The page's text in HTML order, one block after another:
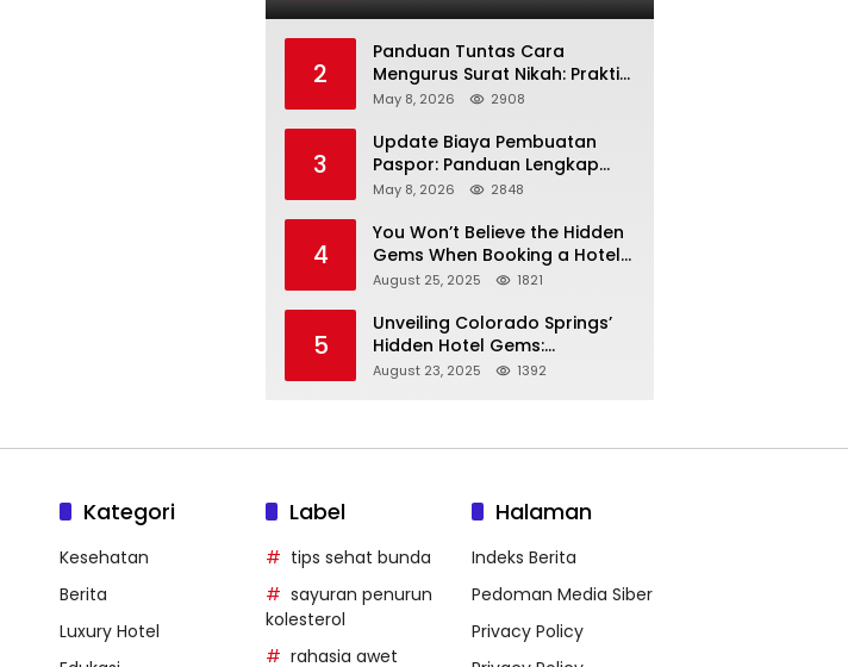
2
Panduan Tuntas Cara
Mengurus Surat Nikah: Praktis
dan Sah di Mata Hukum!
May 8, 2026 2908
3
Update Biaya Pembuatan
Paspor: Panduan Lengkap
Tarif Resmi Negara!
May 8, 2026 2848
4
You Won’t Believe the Hidden
Gems When Booking a Hotel
in Louisville KY—From Cheap
August 25, 2025 1821
5
Unveiling Colorado Springs’
Hidden Hotel Gems:
Affordable Stays, Luxury
August 23, 2025 1392
Kategori
Kesehatan
Berita
Luxury Hotel
Label
tips sehat bunda
sayuran penurun
kolesterol
rahasia awet
Halaman
Indeks Berita
Pedoman Media Siber
Privacy Policy